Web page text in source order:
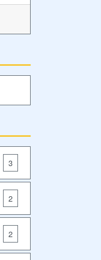
3
2
2